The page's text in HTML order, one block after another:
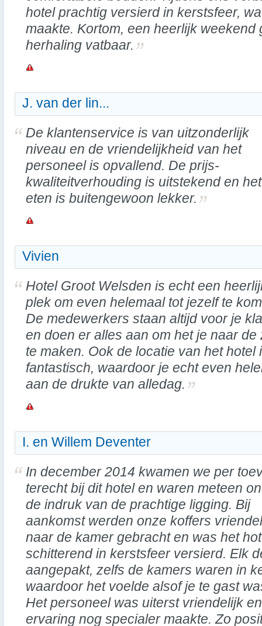
hotel prachtig versierd in kerstsfeer,
maakte. Kortom, een heerlijk weekend
herhaling vatbaar.
J. van der lin...
De klantenservice is van uitzonderlijk
niveau en de vriendelijkheid van het
personeel is opvallend. De prijs-
kwaliteitverhouding is uitstekend en het
eten is buitengewoon lekker.
Vivien
Hotel Groot Welsden is echt een
plek om even helemaal tot jezelf te
De medewerkers staan altijd voor je
en doen er alles aan om het je naar de
te maken. Ook de locatie van het hotel
fantastisch, waardoor je echt even
aan de drukte van alledag.
I. en Willem Deventer
In december 2014 kwamen we per
terecht bij dit hotel en waren meteen
de indruk van de prachtige ligging. Bij
aankomst werden onze koffers
naar de kamer gebracht en was het
schitterend in kerstsfeer versierd. Elk
aangepakt, zelfs de kamers waren in
waardoor het voelde alsof je te gast
Het personeel was uiterst vriendelijk
ervaring nog specialer maakte. Zo